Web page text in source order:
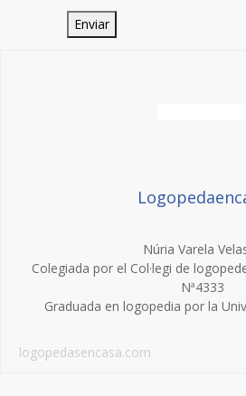
Núria Varela
Colegiada por el Col·legi de
Nª4333
Graduada en logopedia por la
logopedasencasa.com